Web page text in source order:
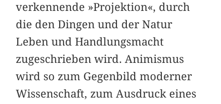
verkennende »Projektion«, durch
die den Dingen und der Natur
Leben und Handlungsmacht
zugeschrieben wird. Animismus
wird so zum Gegenbild moderner
Wissenschaft, zum Ausdruck eines